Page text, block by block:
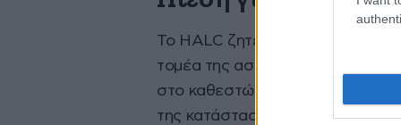
Το HALC ζητεί από το Στέιτ
τομέα της ασφάλειας με την
στο καθεστώς των
της κατάστασης την τελευταία